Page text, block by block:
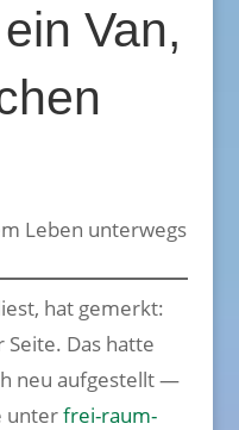
Van,
Leben unterwegs
hat gemerkt:
Seite. Das hatte
neu aufgestellt —
unterfrei-raum-